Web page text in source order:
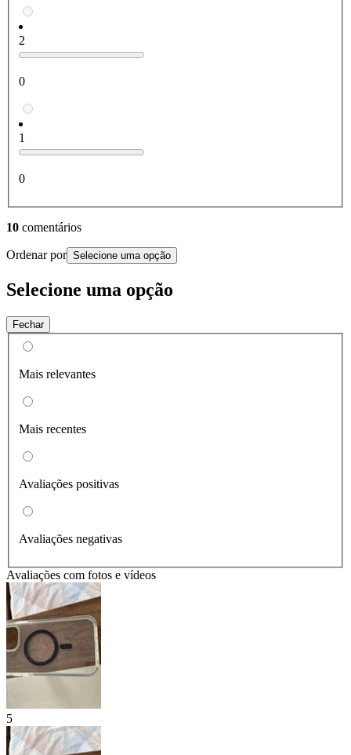
2
0
1
0
10 comentários
Ordenar por Selecione uma opção
Selecione uma opção
Fechar
Mais relevantes
Mais recentes
Avaliações positivas
Avaliações negativas
Avaliações com fotos e vídeos
5